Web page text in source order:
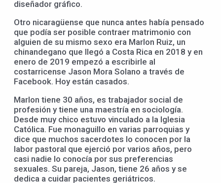
diseñador gráfico.
Otro nicaragüense que nunca antes había pensado
que podía ser posible contraer matrimonio con
alguien de su mismo sexo era Marlon Ruiz, un
chinandegano que llegó a Costa Rica en 2018 y en
enero de 2019 empezó a escribirle al
costarricense Jason Mora Solano a través de
Facebook. Hoy están casados.
Marlon tiene 30 años, es trabajador social de
profesión y tiene una maestría en sociología.
Desde muy chico estuvo vinculado a la Iglesia
Católica. Fue monaguillo en varias parroquias y
dice que muchos sacerdotes lo conocen por la
labor pastoral que ejerció por varios años, pero
casi nadie lo conocía por sus preferencias
sexuales. Su pareja, Jason, tiene 26 años y se
dedica a cuidar pacientes geriátricos.